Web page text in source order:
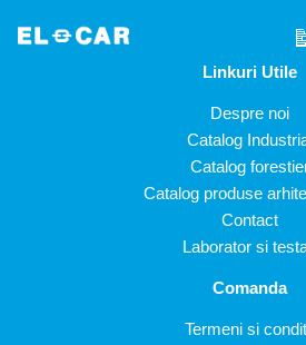
Linkuri Utile
Despre noi
Catalog
Catalog
Catalog produse
Contact
Laborator si
Comanda
Termeni si